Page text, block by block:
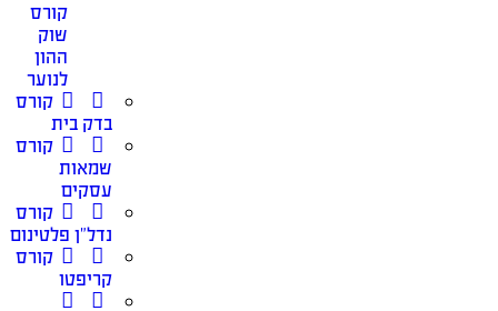
קורס
שוק
ההון
לנוער
קורס
בדק בית
קורס
שמאות
עסקים
קורס
נדל”ן פלטינום
קורס
קריפטו